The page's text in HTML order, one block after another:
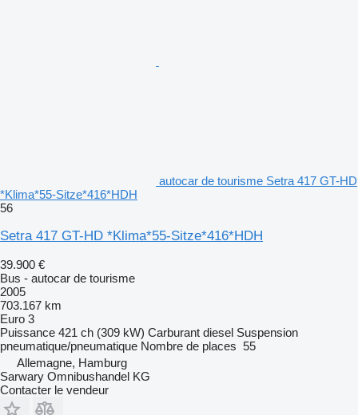
autocar de tourisme Setra 417 GT-HD
*Klima*55-Sitze*416*HDH
56
Setra 417 GT-HD *Klima*55-Sitze*416*HDH
39.900 €
Bus - autocar de tourisme
2005
703.167 km
Euro 3
Puissance 421 ch (309 kW) Carburant diesel Suspension
pneumatique/pneumatique Nombre de places 55
Allemagne, Hamburg
Sarwary Omnibushandel KG
Contacter le vendeur